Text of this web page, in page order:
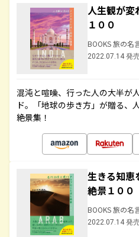
人生観が変
１００
BOOKS 旅の名
2022.07.14 発
混沌と喧噪、行った人の大半が
ド。「地球の歩き方」が贈る、
絶景集！
生きる知恵
絶景１００
BOOKS 旅の名
2022.07.14 発